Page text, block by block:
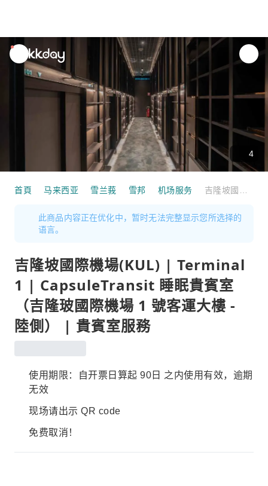
unread
notifications
4
首頁 马来西亚 雪兰莪 雪邦 机场服务
此商品内容正在优化中，暂时无法完整显示您所选择的
语言。
吉隆坡國際機場(KUL) | Terminal
1 | CapsuleTransit 睡眠貴賓室
（吉隆玻國際機場 1 號客運大樓 -
陸側） | 貴賓室服務
使用期限：自开票日算起 90日 之内使用有效，逾期
无效
现场请出示 QR code
免费取消！